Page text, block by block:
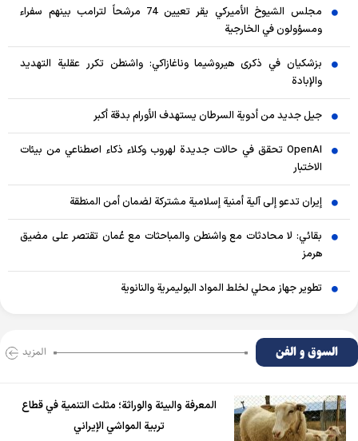
مجلس الشيوخ الأميركي يقر تعيين 74 مرشحاً لترامب بينهم سفراء
ومسؤولون في الخارجية
بزشكيان في ذكرى هيروشيما وناغازاكي: واشنطن تكرر عقلية التهديد
والإبادة
جيل جديد من أدوية السرطان يستهدف الأورام بدقة أكبر
OpenAI تحقق في حالات جديدة لهروب وكلاء ذكاء اصطناعي من بيئات
الاختبار
إيران تدعو إلى آلية أمنية إسلامية مشتركة لضمان أمن المنطقة
بقائي: لا محادثات مع واشنطن والمباحثات مع عُمان تقتصر على مضيق
هرمز
تطوير جهاز محلي لخلط المواد البوليمرية والنانوية
السوق و الفن المزید
المعرفة والبيئة والوراثة؛ مثلث التنمية في قطاع
تربية المواشي الإيراني